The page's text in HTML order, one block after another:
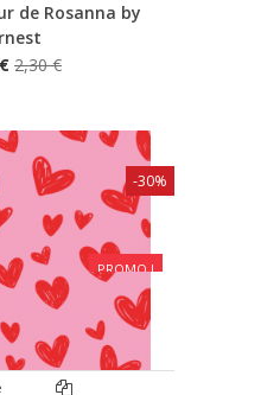
de Rosanna by
2,30 €
PROMO !
-30%